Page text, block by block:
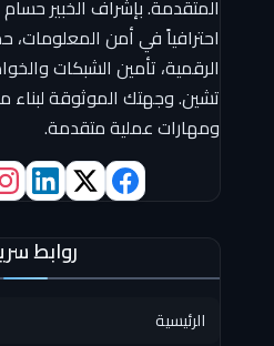
المتقدمة. بإشراف الخبير
احترافياً في أمن المعلومات،
الرقمية، تأمين الشبكات
تشين. وجهتك الموثوقة لبناء
ومهارات عملية متقدمة.
روابط
الرئيسية